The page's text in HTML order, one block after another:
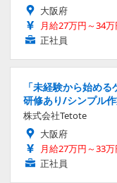
大阪府
月給27万円～34万
正社員
「未経験から始め
研修あり/シンプル
株式会社Tetote
大阪府
月給27万円～33万
正社員